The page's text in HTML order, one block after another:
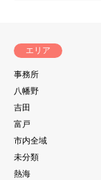
エリア
事務所
八幡野
吉田
富戸
市内全域
未分類
熱海